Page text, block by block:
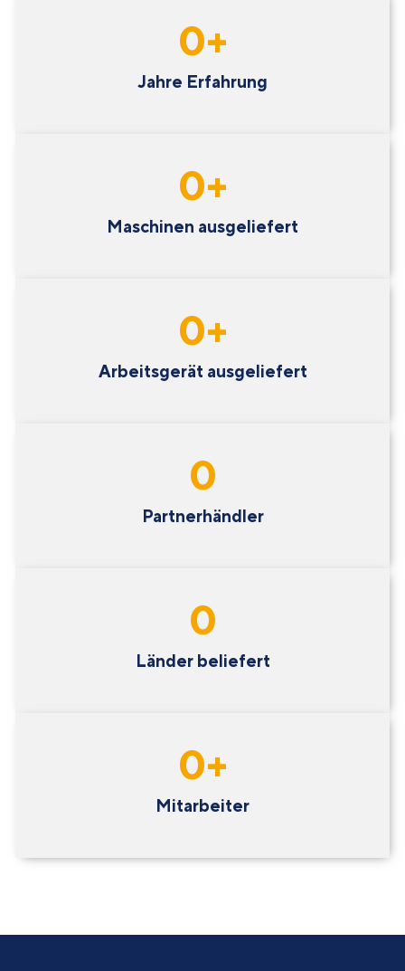
Jahre Erfahrung
0+
Maschinen ausgeliefert
0+
Arbeitsgerät ausgeliefert
0+
Partnerhändler
0
Länder beliefert
0
Mitarbeiter
0+